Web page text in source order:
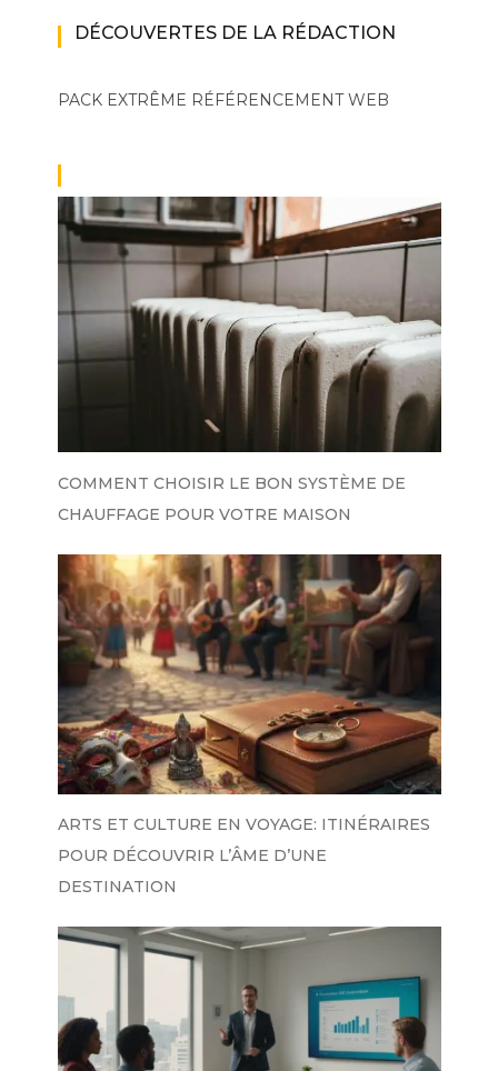
DÉCOUVERTES DE LA RÉDACTION
PACK EXTRÊME RÉFÉRENCEMENT WEB
COMMENT CHOISIR LE BON SYSTÈME DE
CHAUFFAGE POUR VOTRE MAISON
ARTS ET CULTURE EN VOYAGE: ITINÉRAIRES
POUR DÉCOUVRIR L’ÂME D’UNE
DESTINATION